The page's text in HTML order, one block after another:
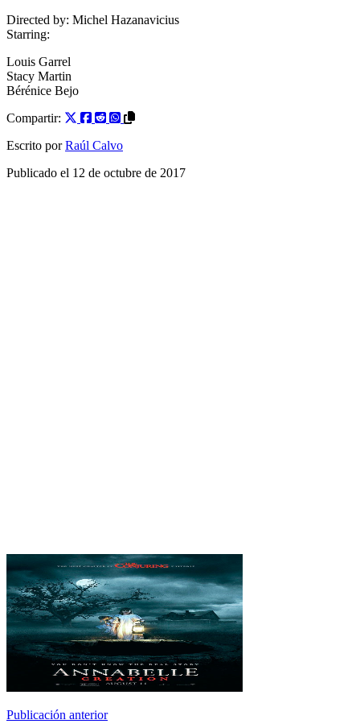
Directed by: Michel Hazanavicius
Starring:
Louis Garrel
Stacy Martin
Bérénice Bejo
Compartir:
Escrito por Raúl Calvo
Publicado el 12 de octubre de 2017
Publicación anterior